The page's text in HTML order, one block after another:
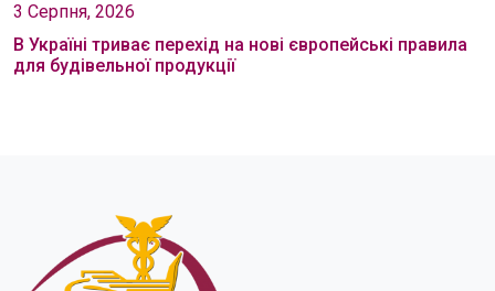
3 Серпня, 2026
В Україні триває перехід на нові європейські правила
для будівельної продукції